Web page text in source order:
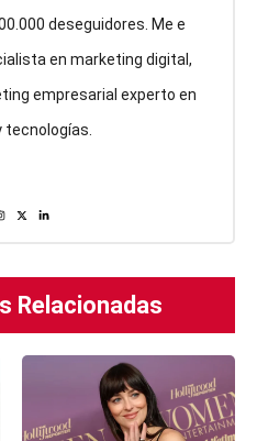
deseguidores. Me e
en marketing digital,
empresarial experto en
tecnologías.
Relacionadas